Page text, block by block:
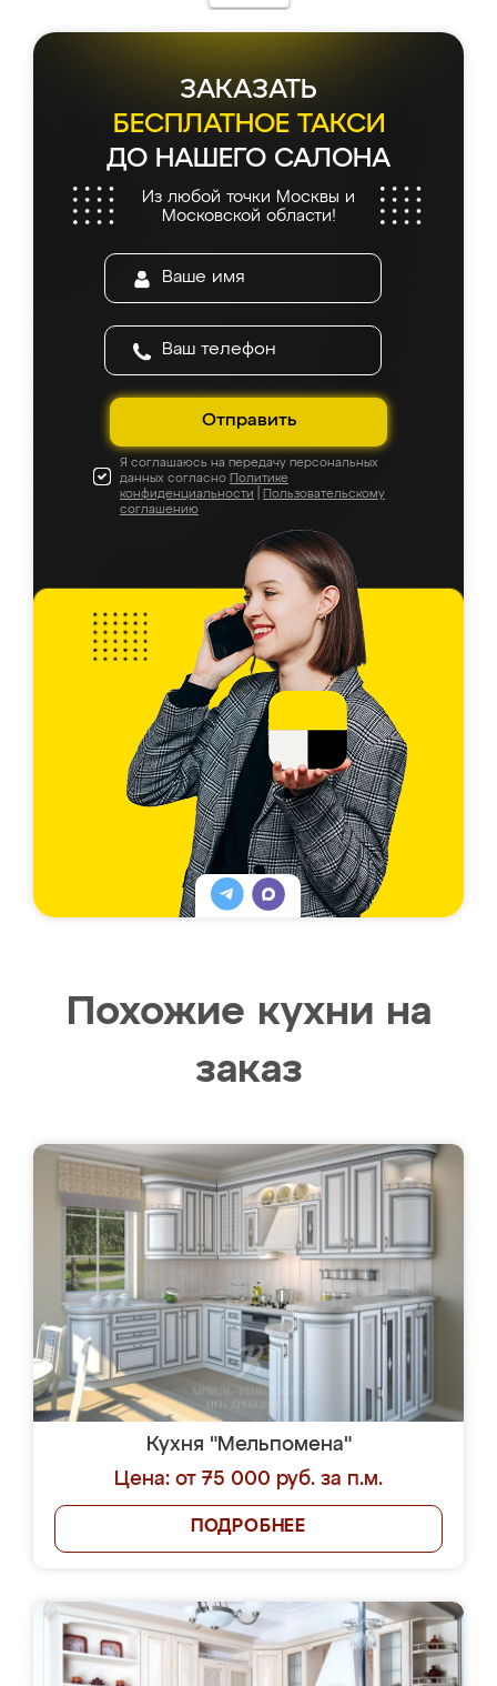
ЗАКАЗАТЬ
БЕСПЛАТНОЕ ТАКСИ
ДО НАШЕГО САЛОНА
Из любой точки Москвы и
Московской области!
Отправить
Я соглашаюсь на передачу персональных
данных согласно Политике
конфиденциальности
Пользовательскому
соглашению
Похожие кухни на
заказ
Кухня "Мельпомена"
Цена: от 75 000 руб. за п.м.
ПОДРОБНЕЕ